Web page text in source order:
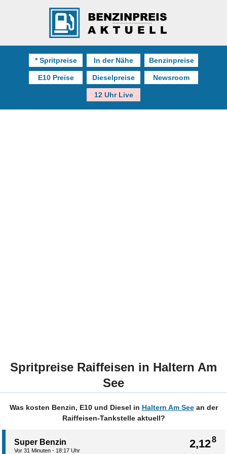
* Spritpreise In der Nähe Benzinpreise
E10 Preise Dieselpreise Newsroom
12 Uhr Live
Spritpreise Raiffeisen in Haltern Am
See
Was kosten Benzin, E10 und Diesel in Haltern Am Seean der
Raiffeisen-Tankstelle aktuell?
2,128
Super Benzin
Vor 31 Minuten - 18:17 Uhr